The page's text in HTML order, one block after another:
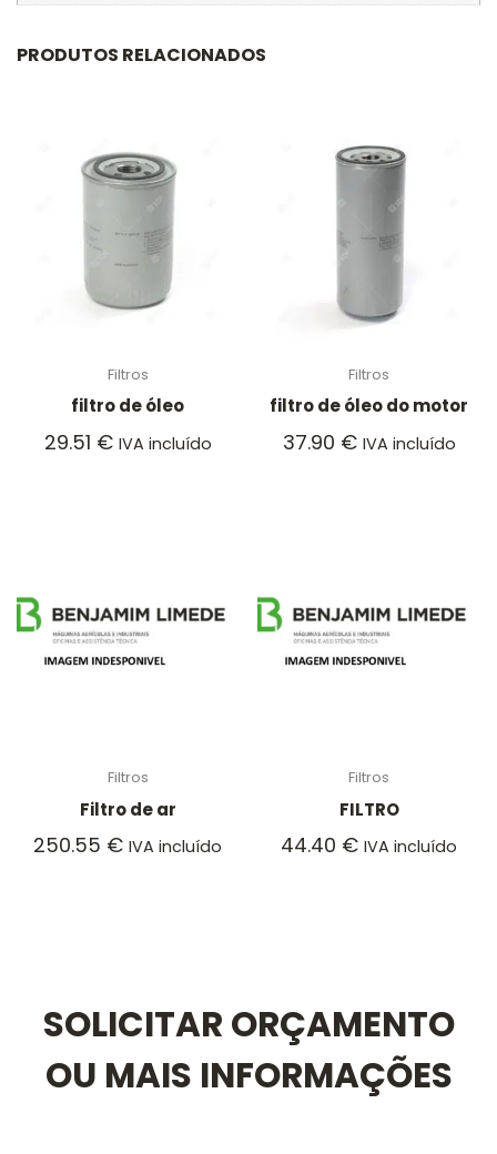
PRODUTOS RELACIONADOS
Filtros
filtro de óleo
29.51 € IVA incluído
Filtros
filtro de óleo do motor
37.90 € IVA incluído
Filtros
Filtro de ar
250.55 € IVA incluído
Filtros
FILTRO
44.40 € IVA incluído
SOLICITAR ORÇAMENTO
OU MAIS INFORMAÇÕES